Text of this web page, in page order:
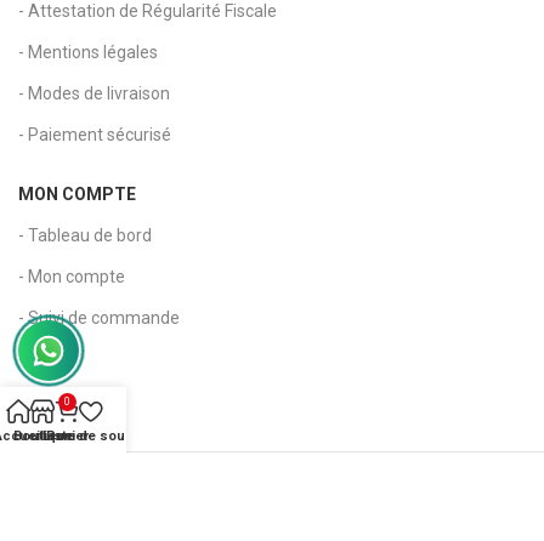
- Attestation de Régularité Fiscale
- Mentions légales
- Modes de livraison
- Paiement sécurisé
MON COMPTE
- Tableau de bord
- Mon compte
- Suivi de commande
- Panier
- Wishlist
Boutique
0
Panier
Liste de souhaits